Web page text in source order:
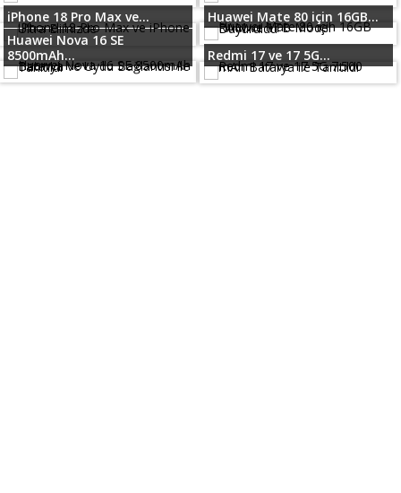
iPhone 18 Pro Max ve...
Huawei Mate 80 için 16GB...
Huawei Nova 16 SE
8500mAh...
Redmi 17 ve 17 5G...